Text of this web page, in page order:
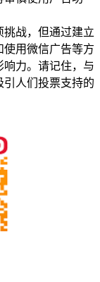
挑战，但通过建立
使用微信广告等方
力。请记住，与
引人们投票支持的